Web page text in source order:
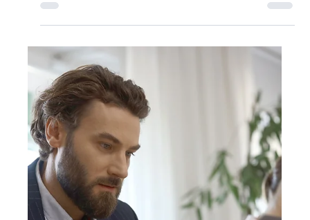
23 abr 3 min de lectura
Operaciones
Benchmark automotriz: cómo
evaluar a tu competencia y